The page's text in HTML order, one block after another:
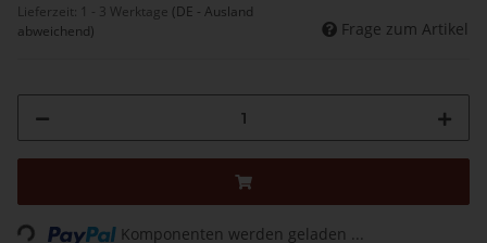
Lieferzeit: 1 - 3 Werktage (DE - Ausland
abweichend)
Frage zum Artikel
Loading... Komponenten werden geladen ...